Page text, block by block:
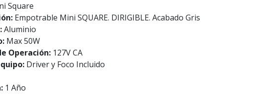
Square
Empotrable Mini SQUARE. DIRIGIBLE. Acabado Gris
Aluminio
Max 50W
Operación: 127V CA
Driver y Foco Incluido
1 Año